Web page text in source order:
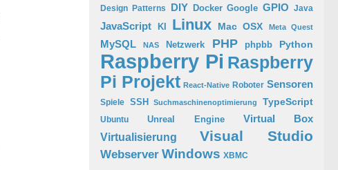
Design Patterns DIY Docker Google GPIO Java
JavaScript KI Linux Mac OSX Meta Quest
MySQL NAS Netzwerk PHP phpbb Python
Raspberry Pi Raspberry
Pi Projekt React-Native Roboter Sensoren
Spiele SSH Suchmaschinenoptimierung TypeScript
Ubuntu Unreal Engine
Virtual Box
Virtualisierung
Visual Studio
Webserver Windows XBMC